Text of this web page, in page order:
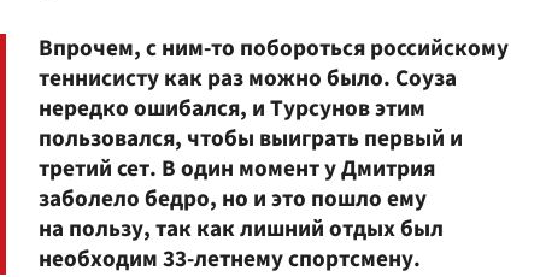
Впрочем, с ним-то побороться российскому
теннисисту как раз можно было. Соуза
нередко ошибался, и Турсунов этим
пользовался, чтобы выиграть первый и
третий сет. В один момент у Дмитрия
заболело бедро, но и это пошло ему
на пользу, так как лишний отдых был
необходим 33-летнему спортсмену.